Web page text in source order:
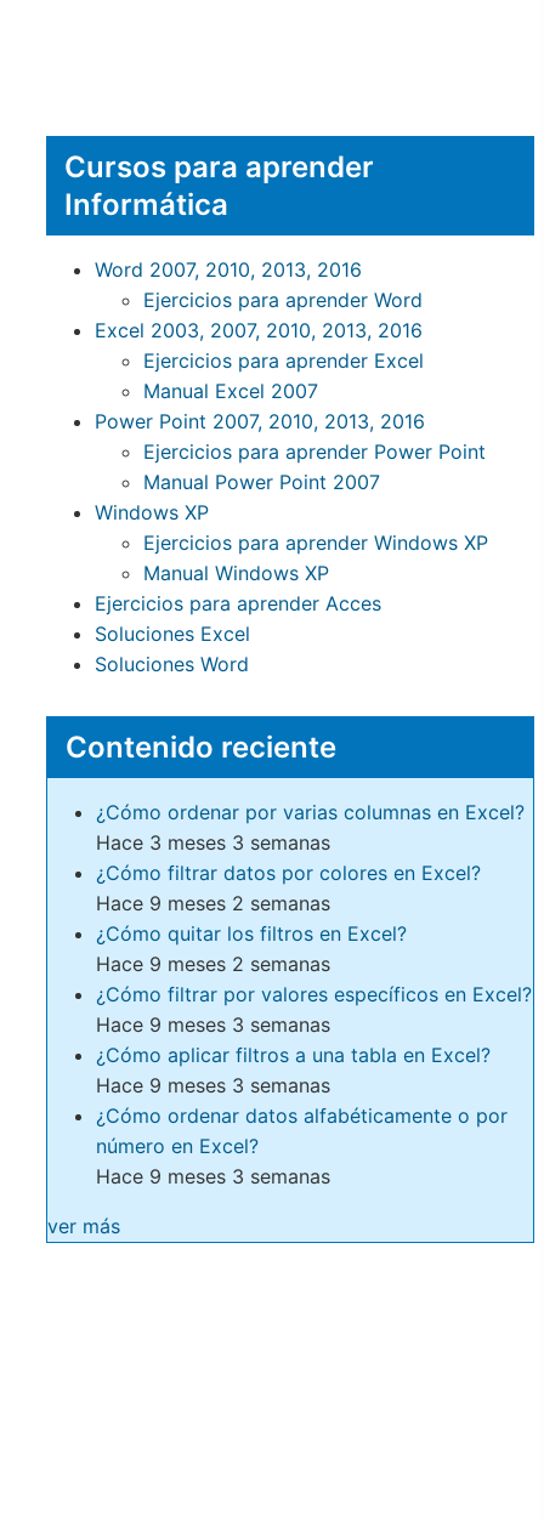
Cursos para aprender
Informática
Word 2007, 2010, 2013, 2016
Ejercicios para aprender Word
Excel 2003, 2007, 2010, 2013, 2016
Ejercicios para aprender Excel
Manual Excel 2007
Power Point 2007, 2010, 2013, 2016
Ejercicios para aprender Power Point
Manual Power Point 2007
Windows XP
Ejercicios para aprender Windows XP
Manual Windows XP
Ejercicios para aprender Acces
Soluciones Excel
Soluciones Word
Contenido reciente
¿Cómo ordenar por varias columnas en Excel?
Hace 3 meses 3 semanas
¿Cómo filtrar datos por colores en Excel?
Hace 9 meses 2 semanas
¿Cómo quitar los filtros en Excel?
Hace 9 meses 2 semanas
¿Cómo filtrar por valores específicos en Excel?
Hace 9 meses 3 semanas
¿Cómo aplicar filtros a una tabla en Excel?
Hace 9 meses 3 semanas
¿Cómo ordenar datos alfabéticamente o por
número en Excel?
Hace 9 meses 3 semanas
ver más